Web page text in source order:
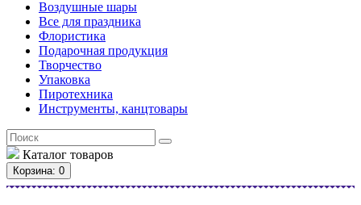
Воздушные шары
Все для праздника
Флористика
Подарочная продукция
Творчество
Упаковка
Пиротехника
Инструменты, канцтовары
Каталог товаров
Корзина: 0